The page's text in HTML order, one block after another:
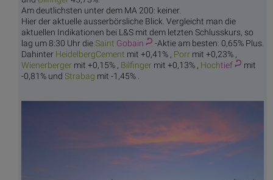
Am deutlichsten unter dem MA 200: keiner.
Hier der aktuelle ausserbörsliche Blick. Vergleicht man die
aktuellen Indikationen bei L&S mit dem letzten Schlusskurs, so
lag um 8:30 Uhr dieSaint Gobain
-Aktie am besten: 0,65% Plus.
Dahinter HeidelbergCement mit +0,41% , Porr mit +0,23% ,
Wienerberger mit +0,15% , Bilfinger mit +0,13% , Hochtief
mit
-0,81% und Strabag mit -1,45% .